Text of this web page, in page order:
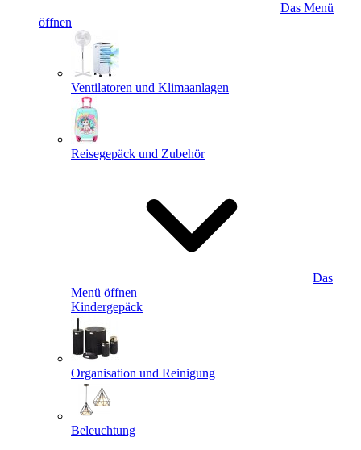
Das Menü
öffnen
Ventilatoren und Klimaanlagen
Reisegepäck und Zubehör
Das
Menü öffnen
Kindergepäck
Organisation und Reinigung
Beleuchtung